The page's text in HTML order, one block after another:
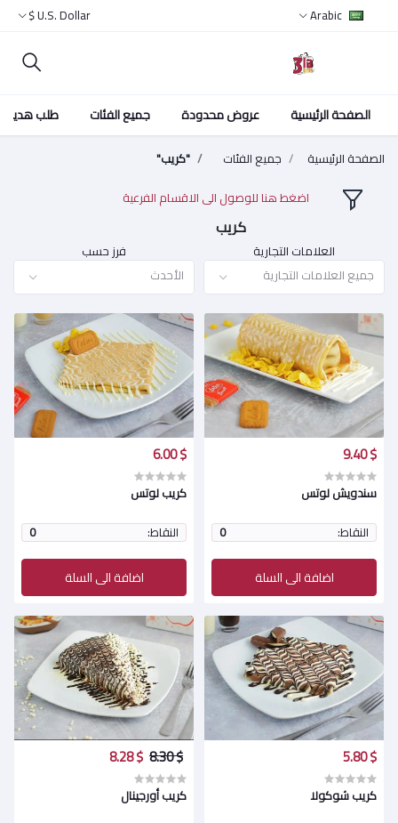
Arabic
U.S. Dollar $
الصفحة الرئيسية عروض محدودة جميع الفئات طلب هدية
الصفحة الرئيسية جميع الفئات
"كريب"
اضغط هنا للوصول الى الاقسام الفرعية
كريب
العلامات التجارية
جميع العلامات التجارية
فرز حسب
الأحدث
$ 9.40
سندويش لوتس
النقاط:
0
اضافة الى السلة
$ 6.00
كريب لوتس
النقاط:
0
اضافة الى السلة
$ 5.80
كريب شوكولا
$ 8.30
$ 8.28
كريب أورجينال